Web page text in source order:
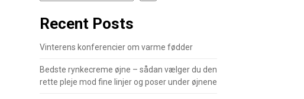
Recent Posts
Vinterens konferencier om varme fødder
Bedste rynkecreme øjne – sådan vælger du den
rette pleje mod fine linjer og poser under øjnene